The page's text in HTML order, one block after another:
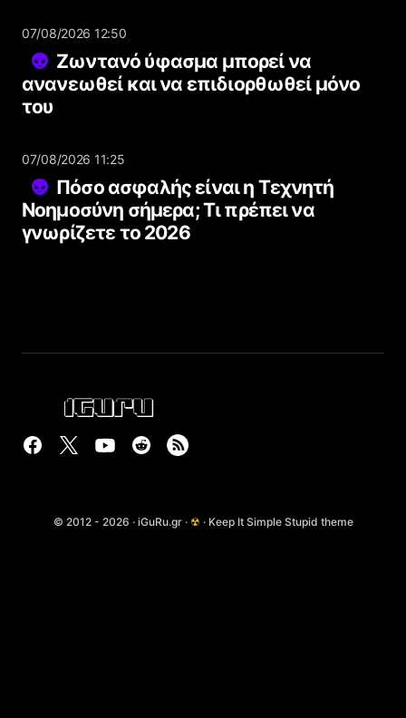
07/08/2026 12:50
Ζωντανό ύφασμα μπορεί να
ανανεωθεί και να επιδιορθωθεί μόνο
του
07/08/2026 11:25
Πόσο ασφαλής είναι η Τεχνητή
Νοημοσύνη σήμερα; Τι πρέπει να
γνωρίζετε το 2026
© 2012 - 2026 · iGuRu.gr · ☢ · Keep It Simple Stupid theme